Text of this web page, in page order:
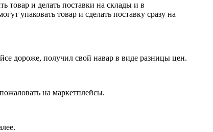
товар и делать поставки на склады и в
упаковать товар и сделать поставку сразу на
дороже, получил свой навар в виде разницы цен.
на маркетплейсы.